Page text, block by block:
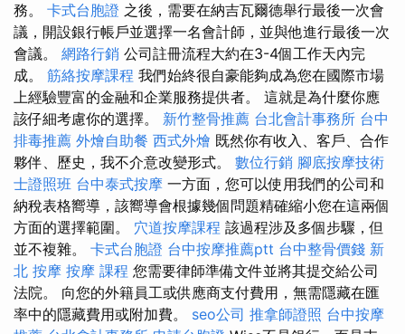
務。 卡式台胞證 之後，需要在納吉瓦爾德舉行最後一次會
議，開設銀行帳戶並選擇一名會計師，並與他進行最後一次
會議。 網路行銷 公司註冊流程大約在3-4個工作天內完
成。 筋絡按摩課程 我們始終很自豪能夠成為您在國際市場
上經驗豐富的金融和企業服務提供者。 這就是為什麼你應
該仔細考慮你的選擇。 新竹整骨推薦 台北會計事務所 台中
排毒推薦 外燴自助餐 西式外燴 既然你有收入、客戶、合作
夥伴、歷史，我不介意改變形式。 數位行銷 腳底按摩技術
士證照班 台中泰式按摩 一方面，您可以使用我們的公司和
納稅表格嚮導，該嚮導會根據幾個問題精確縮小您在這兩個
方面的選擇範圍。 穴道按摩課程 該過程涉及多個步驟，但
並不複雜。 卡式台胞證 台中按摩推薦ptt 台中整骨價錢 新
北 按摩 按摩 課程 您需要律師準備文件並將其提交給公司
法院。 向您的外籍員工或供應商支付費用，無需隱藏在匯
率中的隱藏費用或附加費。 seo公司 推拿師證照 台中按摩